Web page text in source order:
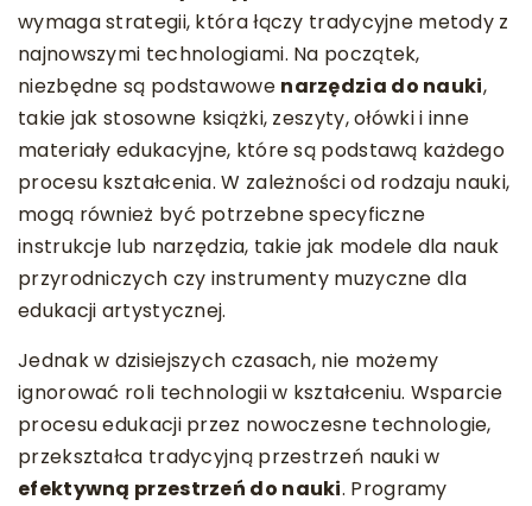
wymaga strategii, która łączy tradycyjne metody z
najnowszymi technologiami. Na początek,
niezbędne są podstawowe narzędzia do nauki,
takie jak stosowne książki, zeszyty, ołówki i inne
materiały edukacyjne, które są podstawą każdego
procesu kształcenia. W zależności od rodzaju nauki,
mogą również być potrzebne specyficzne
instrukcje lub narzędzia, takie jak modele dla nauk
przyrodniczych czy instrumenty muzyczne dla
edukacji artystycznej.
Jednak w dzisiejszych czasach, nie możemy
ignorować roli technologii w kształceniu. Wsparcie
procesu edukacji przez nowoczesne technologie,
przekształca tradycyjną przestrzeń nauki w
efektywną przestrzeń do nauki. Programy